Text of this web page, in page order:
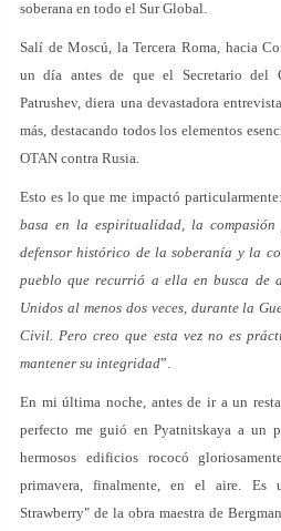
soberana en todo el Sur Global.
Salí de Moscú, la Tercera Roma, hacia
un día antes de que el Secretario del
Patrushev, diera una devastadora
más, destacando todos los elementos
OTAN contra Rusia.
Esto es lo que me impactó
basa en la espiritualidad, la
defensor histórico de la soberanía y la
pueblo que recurrió a ella en busca de
Unidos al menos dos veces, durante la
Civil. Pero creo que esta vez no es
mantener su integridad”.
En mi última noche, antes de ir a un
perfecto me guió en Pyatnitskaya a un
hermosos edificios rococó
primavera, finalmente, en el aire. Es
Strawberry" de la obra maestra de